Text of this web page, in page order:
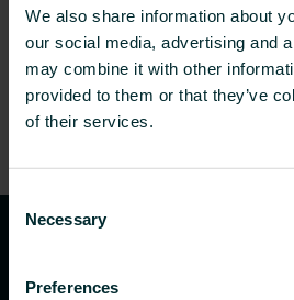
We also share information about
our social media, advertising and
may combine it with other
provided to them or that they’ve
of their services.
Consent
Selection
Necessary
Preferences